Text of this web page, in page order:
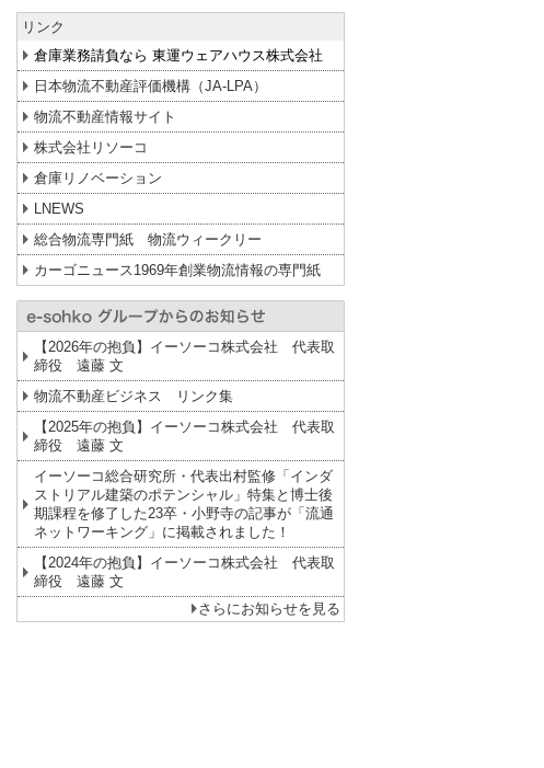
リンク
倉庫業務請負なら 東運ウェアハウス株式会社
日本物流不動産評価機構（JA-LPA）
物流不動産情報サイト
株式会社リソーコ
倉庫リノベーション
LNEWS
総合物流専門紙 物流ウィークリー
カーゴニュース1969年創業物流情報の専門紙
【2026年の抱負】イーソーコ株式会社 代表取
締役 遠藤 文
物流不動産ビジネス リンク集
【2025年の抱負】イーソーコ株式会社 代表取
締役 遠藤 文
イーソーコ総合研究所・代表出村監修「インダ
ストリアル建築のポテンシャル」特集と博士後
期課程を修了した23卒・小野寺の記事が「流通
ネットワーキング」に掲載されました！
【2024年の抱負】イーソーコ株式会社 代表取
締役 遠藤 文
さらにお知らせを見る